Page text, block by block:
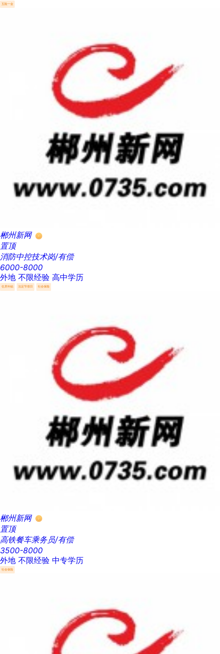
五险一金
郴州新网
置顶
消防中控技术岗/有偿
6000-8000
外地 不限经验 高中学历
住房补贴 法定节假日 社会保险
郴州新网
置顶
高铁餐车乘务员/有偿
3500-8000
外地 不限经验 中专学历
社会保险